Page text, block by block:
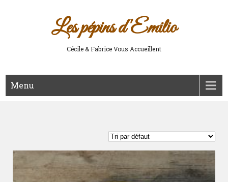
Les pépins d'Emilio
Cécile & Fabrice Vous Accueillent
Menu